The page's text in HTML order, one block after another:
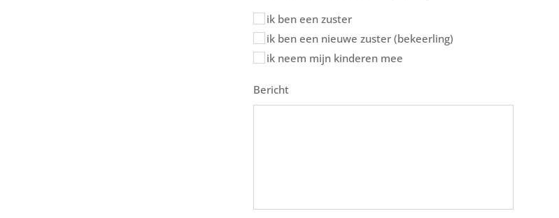
ik ben een zuster
ik ben een nieuwe zuster (bekeerling)
ik neem mijn kinderen mee
Bericht